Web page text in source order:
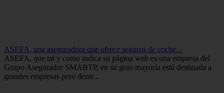
ASEFA, una aseguradora que ofrece seguros de coche...
ASEFA, que tal y como indica su página web es una empresa del
Grupo Asegurador SMABTP, en su gran mayoría está destinada a
grandes empresas pero dentr...